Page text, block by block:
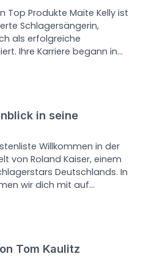
Top Produkte Maite Kelly ist
Schlagersängerin,
als erfolgreiche
Ihre Karriere begann in…
in seine
Willkommen in der
von Roland Kaiser, einem
Deutschlands. In
wir dich mit auf…
Tom Kaulitz